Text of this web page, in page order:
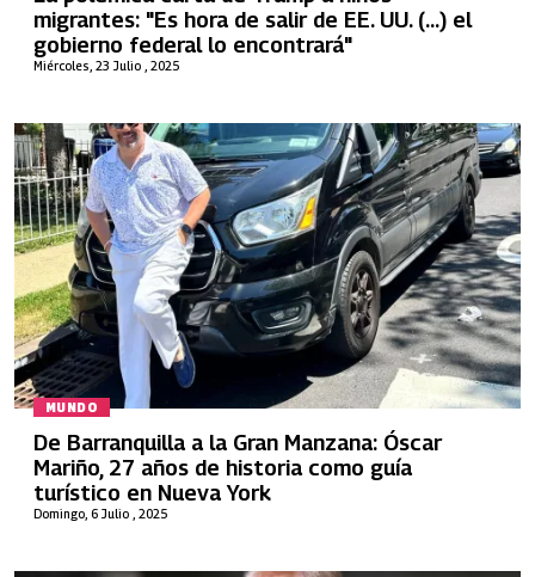
Miércoles, 23 Julio , 2025
migrantes: "Es hora de salir de EE. UU. (...) el
gobierno federal lo encontrará"
MUNDO
Domingo, 6 Julio , 2025
De Barranquilla a la Gran Manzana: Óscar
Mariño, 27 años de historia como guía
turístico en Nueva York